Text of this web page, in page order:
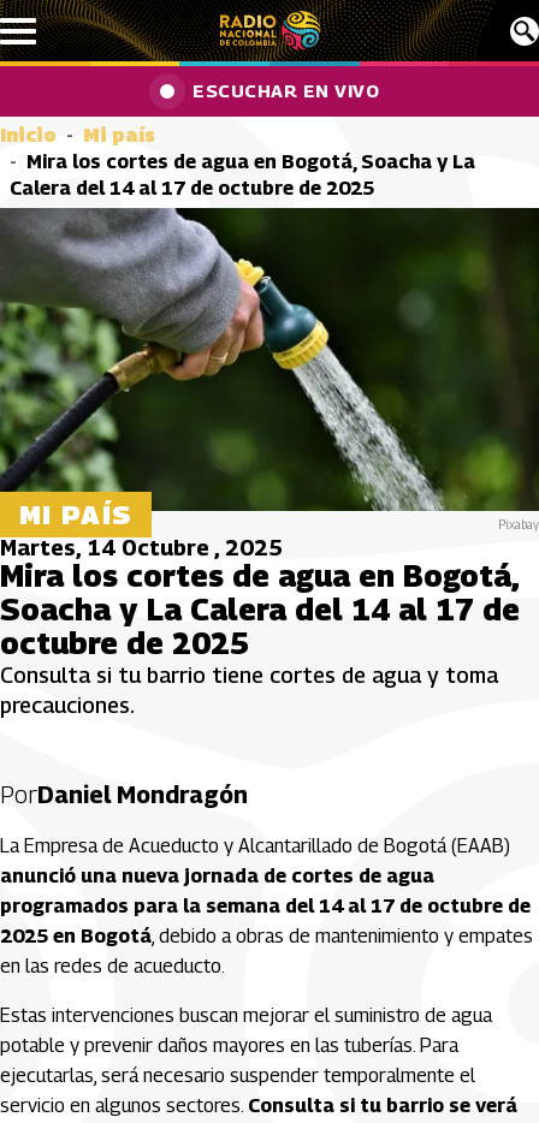
Pasar al contenido principal
ESCUCHAR EN VIVO
Inicio
Mi país
Mira los cortes de agua en Bogotá, Soacha y La
Calera del 14 al 17 de octubre de 2025
MI PAÍS Pixabay
Martes, 14 Octubre , 2025
Mira los cortes de agua en Bogotá,
Soacha y La Calera del 14 al 17 de
octubre de 2025
Consulta si tu barrio tiene cortes de agua y toma
precauciones.
PorDaniel Mondragón
La Empresa de Acueducto y Alcantarillado de Bogotá (EAAB)
anunció una nueva jornada de cortes de agua
programados para la semana del 14 al 17 de octubre de
2025 en Bogotá, debido a obras de mantenimiento y empates
en las redes de acueducto.
Estas intervenciones buscan mejorar el suministro de agua
potable y prevenir daños mayores en las tuberías. Para
ejecutarlas, será necesario suspender temporalmente el
servicio en algunos sectores. Consulta si tu barrio se verá